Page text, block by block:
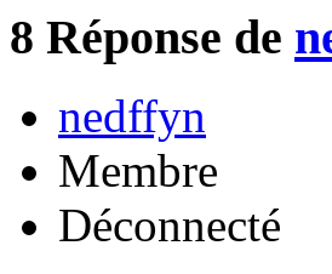
8 Réponse de
nedffyn
Membre
Déconnecté